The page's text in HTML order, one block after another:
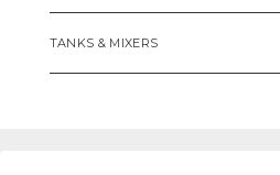
TANKS & MIXERS